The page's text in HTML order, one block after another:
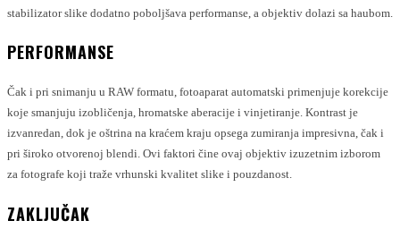
stabilizator slike dodatno poboljšava performanse, a objektiv dolazi sa haubom.
PERFORMANSE
Čak i pri snimanju u RAW formatu, fotoaparat automatski primenjuje korekcije
koje smanjuju izobličenja, hromatske aberacije i vinjetiranje. Kontrast je
izvanredan, dok je oštrina na kraćem kraju opsega zumiranja impresivna, čak i
pri široko otvorenoj blendi. Ovi faktori čine ovaj objektiv izuzetnim izborom
za fotografe koji traže vrhunski kvalitet slike i pouzdanost.
ZAKLJUČAK